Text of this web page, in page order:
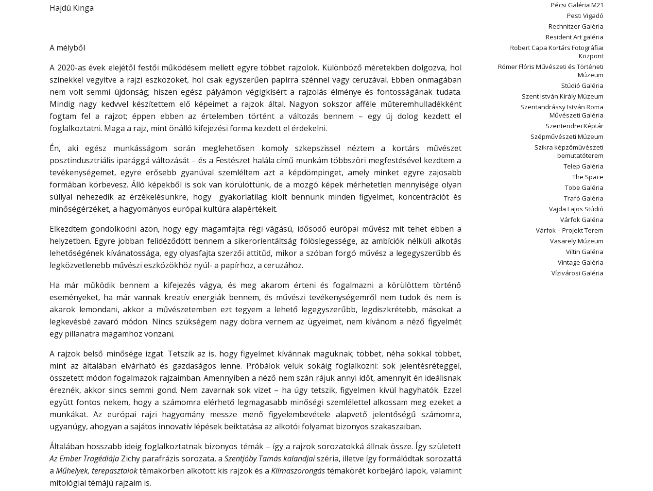
Hajdú Kinga
A mélyből
A 2020-as évek elejétől festői működésem mellett egyre többet rajzolok. Különböző méretekben dolgozva, hol
színekkel vegyítve a rajzi eszközöket, hol csak egyszerűen papírra szénnel vagy ceruzával. Ebben önmagában
nem volt semmi újdonság; hiszen egész pályámon végigkísért a rajzolás élménye és fontosságának tudata.
Mindig nagy kedvvel készítettem elő képeimet a rajzok által. Nagyon sokszor afféle műteremhulladékként
fogtam fel a rajzot; éppen ebben az értelemben történt a változás bennem – egy új dolog kezdett el
foglalkoztatni. Maga a rajz, mint önálló kifejezési forma kezdett el érdekelni.
Én, aki egész munkásságom során meglehetősen komoly szkepszissel néztem a kortárs művészet
posztindusztriális iparággá változását – és a Festészet halála című munkám többszöri megfestésével kezdtem a
tevékenységemet, egyre erősebb gyanúval szemléltem azt a képdömpinget, amely minket egyre zajosabb
formában körbevesz. Álló képekből is sok van körülöttünk, de a mozgó képek mérhetetlen mennyisége olyan
súllyal nehezedik az érzékelésünkre, hogy gyakorlatilag kiolt bennünk minden figyelmet, koncentrációt és
minőségérzéket, a hagyományos európai kultúra alapértékeit.
Elkezdtem gondolkodni azon, hogy egy magamfajta régi vágású, idősödő európai művész mit tehet ebben a
helyzetben. Egyre jobban felidéződött bennem a sikerorientáltság fölöslegessége, az ambíciók nélküli alkotás
lehetőségének kívánatossága, egy olyasfajta szerzői attitűd, mikor a szóban forgó művész a legegyszerűbb és
legközvetlenebb művészi eszközökhöz nyúl- a papírhoz, a ceruzához.
Ha már működik bennem a kifejezés vágya, és meg akarom érteni és fogalmazni a körülöttem történő
eseményeket, ha már vannak kreatív energiák bennem, és művészi tevékenységemről nem tudok és nem is
akarok lemondani, akkor a művészetemben ezt tegyem a lehető legegyszerűbb, legdiszkrétebb, másokat a
legkevésbé zavaró módon. Nincs szükségem nagy dobra vernem az ügyeimet, nem kívánom a néző figyelmét
egy pillanatra magamhoz vonzani.
A rajzok belső minősége izgat. Tetszik az is, hogy figyelmet kívánnak maguknak; többet, néha sokkal többet,
mint az általában elvárható és gazdaságos lenne. Próbálok velük sokáig foglalkozni: sok jelentésréteggel,
összetett módon fogalmazok rajzaimban. Amennyiben a néző nem szán rájuk annyi időt, amennyit én ideálisnak
éreznék, akkor sincs semmi gond. Nem zavarnak sok vizet – ha úgy tetszik, figyelmen kívül hagyhatók. Ezzel
együtt fontos nekem, hogy a számomra elérhető legmagasabb minőségi szemlélettel alkossam meg ezeket a
munkákat. Az európai rajzi hagyomány messze menő figyelembevétele alapvető jelentőségű számomra,
ugyanúgy, ahogyan a sajátos innovatív lépések beiktatása az alkotói folyamat bizonyos szakaszaiban.
Általában hosszabb ideig foglalkoztatnak bizonyos témák – így a rajzok sorozatokká állnak össze. Így született
Az Ember Tragédiája Zichy parafrázis sorozata, a Szentjóby Tamás kalandjaiszéria, illetve így formálódtak sorozattá
aMűhelyek, terepasztaloktémakörben alkotott kis rajzok és aKlímaszorongástémakörét körbejáró lapok, valamint
mitológiai témájú rajzaim is.
Pécsi Galéria M21
Pesti Vigadó
Rechnitzer Galéria
Resident Art galéria
Robert Capa Kortárs Fotográfiai
Központ
Rómer Flóris Művészeti és Történeti
Múzeum
Stúdió Galéria
Szent István Király Múzeum
Szentandrássy István Roma
Művészeti Galéria
Szentendrei Képtár
Szépművészeti Múzeum
Szikra képzőművészeti
bemutatóterem
Telep Galéria
The Space
Tobe Galéria
Trafó Galéria
Vajda Lajos Stúdió
Várfok Galéria
Várfok – Projekt Terem
Vasarely Múzeum
Viltin Galéria
Vintage Galéria
Vízivárosi Galéria